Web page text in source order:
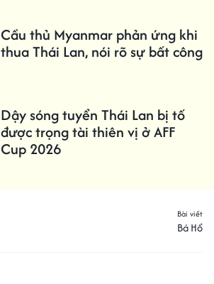
Cầu thủ Myanmar phản ứng khi
thua Thái Lan, nói rõ sự bất công
Dậy sóng tuyển Thái Lan bị tố
được trọng tài thiên vị ở AFF
Cup 2026
Bài viết
Bá Hổ